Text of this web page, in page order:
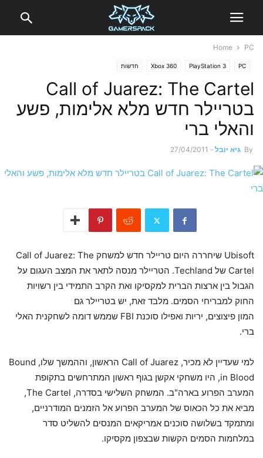
Home PC
PC
PlayStation 3
Xbox 360 חדשות
Call of Juarez: The Cartel
בטריילר חדש מלא אלימות, פשע
והאלי ברי
By גיא יובל -
27/04/2011
Ubisoft שיחררה היום טריילר חדש למשחק Call of Juarez: The
Cartel של Techland. הטריילר מנסה לתאר את המצב העגום על
הגבול בין ארצות הברית למקסיקו ואת הקרב התמידי בין רשויות
החוק למבריחי הסמים. מלבד זאת, יש בטריילר גם
המון פיצוצים, יריות ואפילו סוכנת FBI שממש דומה לשחקנית האלי
ברי.
למי שעדיין לא מכיר, Call of Juarez הראשון, וההמשך שלו, Bound
in Blood, היו משחקי אקשן בגוף ראשון המתרחשים בתקופת
המערב הפרוע בארה"ב. המשחק השלישי בסדרה, The Cartel,
מביא את כל הכאוס של המערב הפרוע אל הזמנים המודרניים,
ומתמקד בשלושה סוכנים אמריקאים המנסים להשליט סדר
במלחמות הסמים הקשות שבצפון מקסיקו.